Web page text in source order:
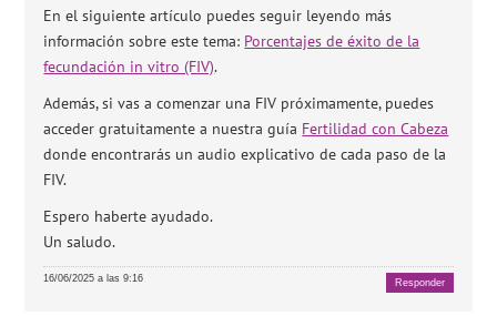
En el siguiente artículo puedes seguir leyendo más
información sobre este tema: Porcentajes de éxito de la
fecundación in vitro (FIV).
Además, si vas a comenzar una FIV próximamente, puedes
acceder gratuitamente a nuestra guía Fertilidad con Cabeza
donde encontrarás un audio explicativo de cada paso de la
FIV.
Espero haberte ayudado.
Un saludo.
16/06/2025 a las 9:16 Responder